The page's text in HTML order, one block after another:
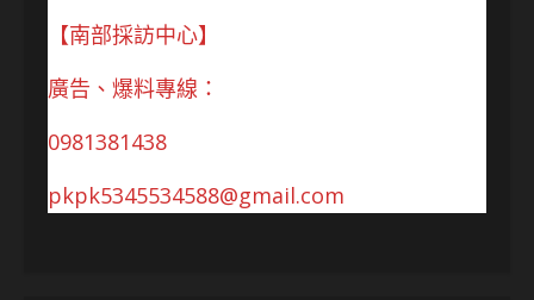
【南部採訪中心】
廣告、爆料專線：
0981381438
pkpk5345534588@gmail.com